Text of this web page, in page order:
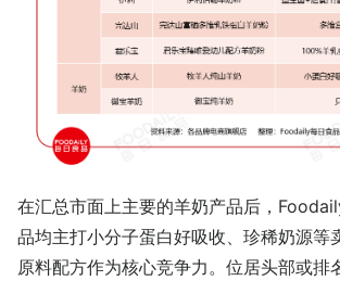
在汇总市面上主要的羊奶产品后，
品均主打小分子蛋白好吸收、珍稀奶源等
原料配方作为核心竞争力。位居头部或排